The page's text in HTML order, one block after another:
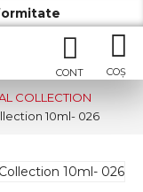
COLLECTION
10ml- 026